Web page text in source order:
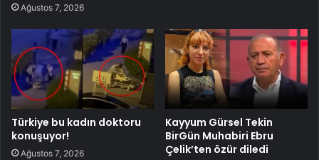
Ağustos 7, 2026
Türkiye bu kadın doktoru
konuşuyor!
Ağustos 7, 2026
Kayyum Gürsel Tekin
BirGün Muhabiri Ebru
Çelik’ten özür diledi